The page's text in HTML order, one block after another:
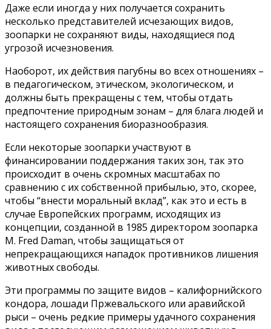
Даже если иногда у них получается сохранить
несколько представителей исчезающих видов,
зоопарки не сохраняют виды, находящиеся под
угрозой исчезновения.
Наоборот, их действия пагубны во всех отношениях –
в педагогическом, этическом, экологическом, и
должны быть прекращены с тем, чтобы отдать
предпочтение природным зонам – для блага людей и
настоящего сохранения биоразнообразия.
Если некоторые зоопарки участвуют в
финансировании поддержания таких зон, так это
происходит в очень скромных масштабах по
сравнению с их собственной прибылью, это, скорее,
чтобы “внести моральный вклад”, как это и есть в
случае Европейских программ, исходящих из
концепции, созданной в 1985 директором зоопарка
M. Fred Daman, чтобы защищаться от
непрекращающихся нападок противников лишения
животных свободы.
Эти программы по защите видов – калифорнийского
кондора, лошади Пржевальского или аравийской
рыси – очень редкие примеры удачного сохранения